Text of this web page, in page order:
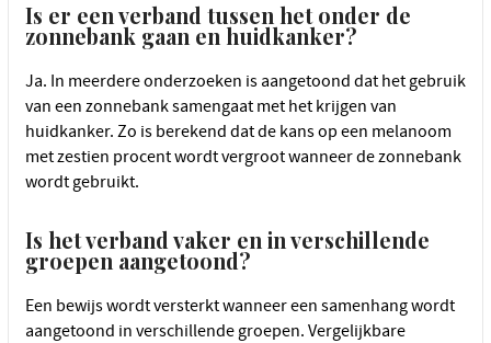
Is er een verband tussen het onder de
zonnebank gaan en huidkanker?
Ja. In meerdere onderzoeken is aangetoond dat het gebruik
van een zonnebank samengaat met het krijgen van
huidkanker. Zo is berekend dat de kans op een melanoom
met zestien procent wordt vergroot wanneer de zonnebank
wordt gebruikt.
Is het verband vaker en in verschillende
groepen aangetoond?
Een bewijs wordt versterkt wanneer een samenhang wordt
aangetoond in verschillende groepen. Vergelijkbare